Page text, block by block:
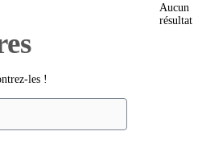
les !
Aucun
résultat